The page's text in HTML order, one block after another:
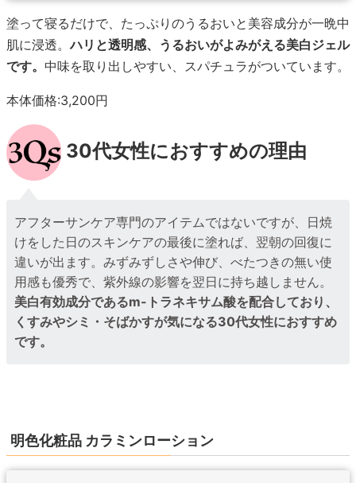
塗って寝るだけで、たっぷりのうるおいと美容成分が一晩中
肌に浸透。ハリと透明感、うるおいがよみがえる美白ジェル
です。 中味を取り出しやすい、スパチュラがついています。
本体価格:3,200円
30代女性におすすめの理由
アフターサンケア専門のアイテムではないですが、日焼
けをした日のスキンケアの最後に塗れば、翌朝の回復に
違いが出ます。みずみずしさや伸び、べたつきの無い使
用感も優秀で、紫外線の影響を翌日に持ち越しません。
美白有効成分であるm-トラネキサム酸を配合しており、
くすみやシミ・そばかすが気になる30代女性におすすめ
です。
明色化粧品 カラミンローション